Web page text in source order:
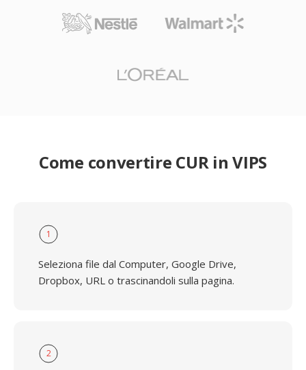
Come convertire CUR in VIPS
1
Seleziona file dal Computer, Google Drive,
Dropbox, URL o trascinandoli sulla pagina.
2